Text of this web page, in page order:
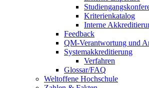
Kriterienkatalog
Interne
Feedback
QM-Verantwortung und
Systemakkreditierung
Verfahren
Glossar/FAQ
Weltoffene Hochschule